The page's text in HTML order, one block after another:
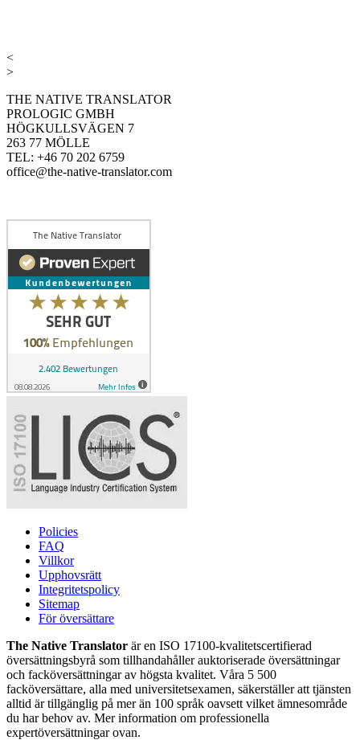
<
>
THE NATIVE TRANSLATOR
PROLOGIC GMBH
HÖGKULLSVÄGEN 7
263 77 MÖLLE
TEL: +46 70 202 6759
office@the-native-translator.com
Policies
FAQ
Villkor
Upphovsrätt
Integritetspolicy
Sitemap
För översättare
The Native Translator är en ISO 17100-kvalitetscertifierad
översättningsbyrå som tillhandahåller auktoriserade översättningar
och facköversättningar av högsta kvalitet. Våra 5 500
facköversättare, alla med universitetsexamen, säkerställer att tjänsten
alltid är tillgänglig på mer än 100 språk oavsett vilket ämnesområde
du har behov av. Mer information om professionella
expertöversättningar ovan.